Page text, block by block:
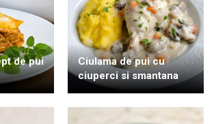
de pui
Ciulama de pui cu
ciuperci si smantana